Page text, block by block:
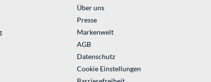
Über uns
Presse
Markenwelt
AGB
Datenschutz
Cookie Einstellungen